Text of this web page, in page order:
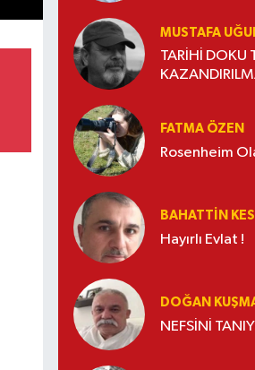
MUSTAFA
TARİHİ DOKU
FATMA ÖZEN
Rosenheim
BAHATTIN
Hayırlı Evlat !
DOĞAN
NEFSİNİ